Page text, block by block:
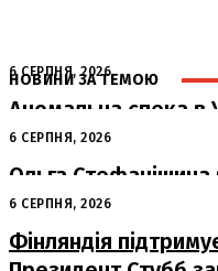
НОВИНИ ЗА ТЕМОЮ
6 СЕРПНЯ, 2026
Аномальна спека в
кінця: очікується
6 СЕРПНЯ, 2026
Ольга Стефанішина
підозри від НАБУ та
6 СЕРПНЯ, 2026
Фінляндія